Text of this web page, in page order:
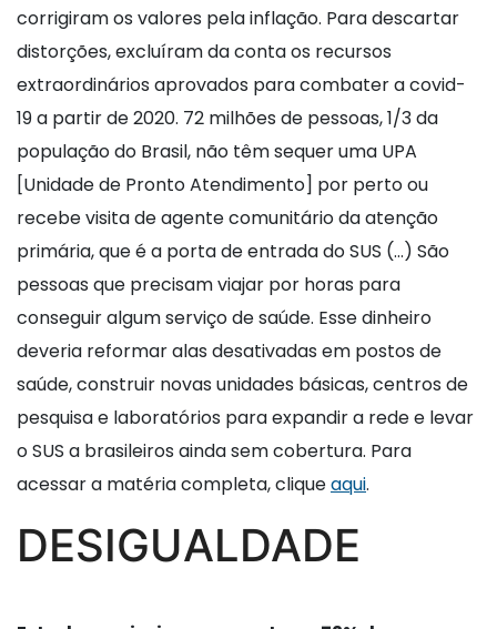
corrigiram os valores pela inflação. Para descartar
distorções, excluíram da conta os recursos
extraordinários aprovados para combater a covid-
19 a partir de 2020. 72 milhões de pessoas, 1/3 da
população do Brasil, não têm sequer uma UPA
[Unidade de Pronto Atendimento] por perto ou
recebe visita de agente comunitário da atenção
primária, que é a porta de entrada do SUS (…) São
pessoas que precisam viajar por horas para
conseguir algum serviço de saúde. Esse dinheiro
deveria reformar alas desativadas em postos de
saúde, construir novas unidades básicas, centros de
pesquisa e laboratórios para expandir a rede e levar
o SUS a brasileiros ainda sem cobertura. Para
acessar a matéria completa, cliqueaqui.
DESIGUALDADE